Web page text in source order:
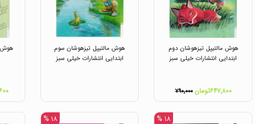
هوش مالتیپل تیزهوشان دوم
ابتدایی انتشارات خیلی سبز
۶۴۷,۸۰۰تومان ۷۹۰,۰۰۰
هوش مالتیپل تیزهوشان سوم
ابتدایی انتشارات خیلی سبز
هوش
۱۸ % ۱۸ %